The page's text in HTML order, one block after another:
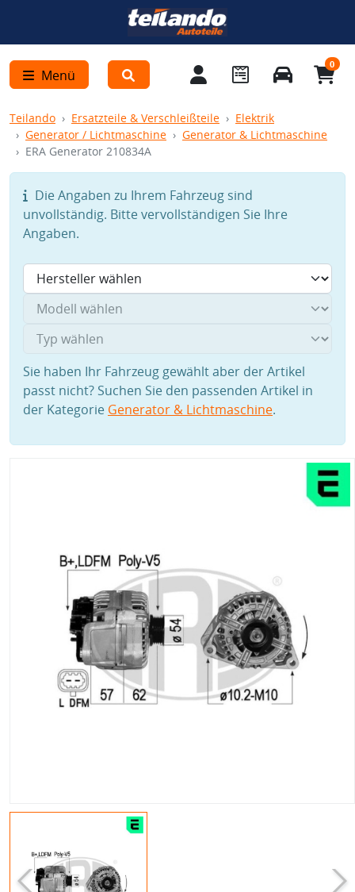
Menü
0
Teilando Ersatzteile & Verschleißteile
Elektrik
Generator / Lichtmaschine
Generator & Lichtmaschine
ERA Generator 210834A
Die Angaben zu Ihrem Fahrzeug sind
unvollständig. Bitte vervollständigen Sie Ihre
Angaben.
Sie haben Ihr Fahrzeug gewählt aber der Artikel
passt nicht? Suchen Sie den passenden Artikel in
der Kategorie Generator & Lichtmaschine.